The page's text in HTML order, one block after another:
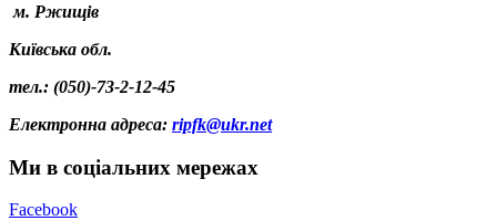
м. Ржищів
Київська обл.
тел.: (050)-73-2-12-45
Електронна адреса: ripfk@ukr.net
Ми в соціальних мережах
Facebook